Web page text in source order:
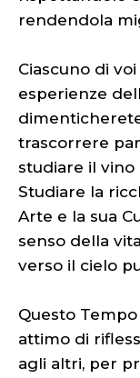
rendendola
Ciascuno di
esperienze
trascorrere
studiare il vino
Studiare la
Arte e la sua
senso della
verso il cielo
Questo
attimo di
agli altri, per